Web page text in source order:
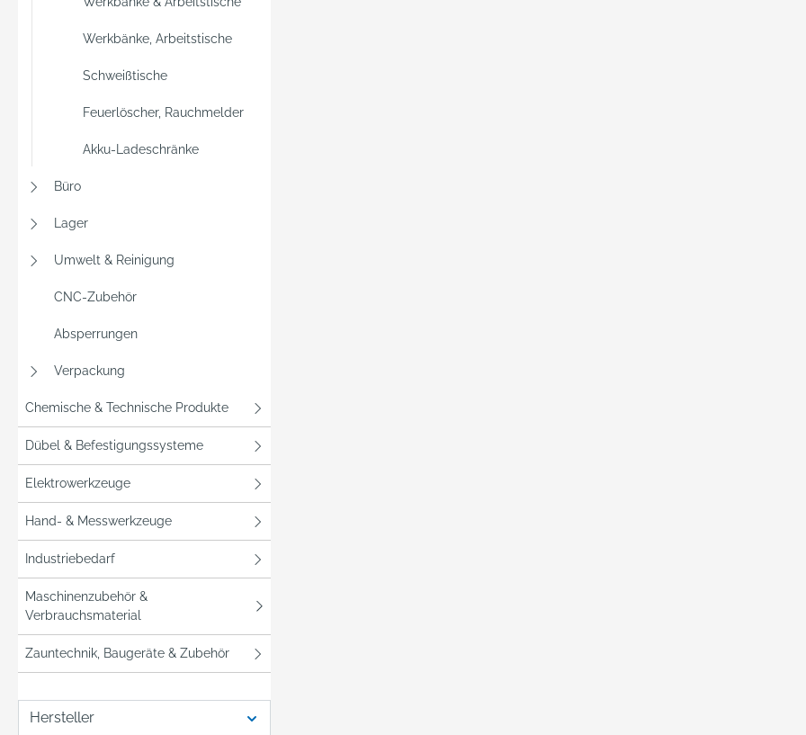
Werkbänke, Arbeitstische
Schweißtische
Feuerlöscher, Rauchmelder
Akku-Ladeschränke
Büro
Lager
Umwelt & Reinigung
CNC-Zubehör
Absperrungen
Verpackung
Chemische & Technische Produkte
Dübel & Befestigungssysteme
Elektrowerkzeuge
Hand- & Messwerkzeuge
Industriebedarf
Maschinenzubehör &
Verbrauchsmaterial
Zauntechnik, Baugeräte & Zubehör
Hersteller